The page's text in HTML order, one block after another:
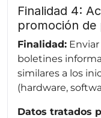
Finalidad 4:
promoción de
Finalidad:
boletines
similares a los
(hardware,
Datos tratados